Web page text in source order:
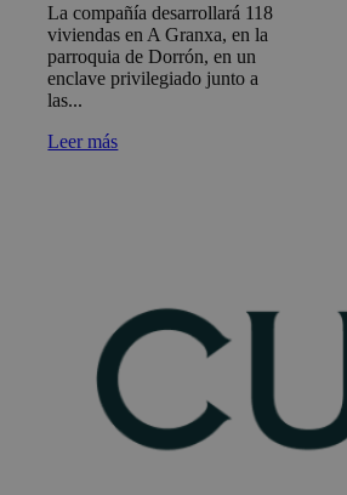
La compañía desarrollará 118
viviendas en A Granxa, en la
parroquia de Dorrón, en un
enclave privilegiado junto a
las...
Leer más